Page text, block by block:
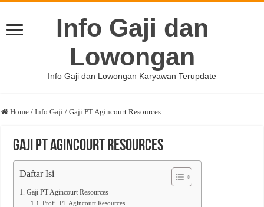
Info Gaji dan
Lowongan
Info Gaji dan Lowongan Karyawan Terupdate
Home / Info Gaji / Gaji PT Agincourt Resources
Gaji PT Agincourt Resources
Daftar Isi
Gaji PT Agincourt Resources
Profil PT Agincourt Resources